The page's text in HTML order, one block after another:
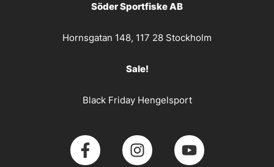
Söder Sportfiske AB
Hornsgatan 148, 117 28 Stockholm
Sale!
Black Friday Hengelsport